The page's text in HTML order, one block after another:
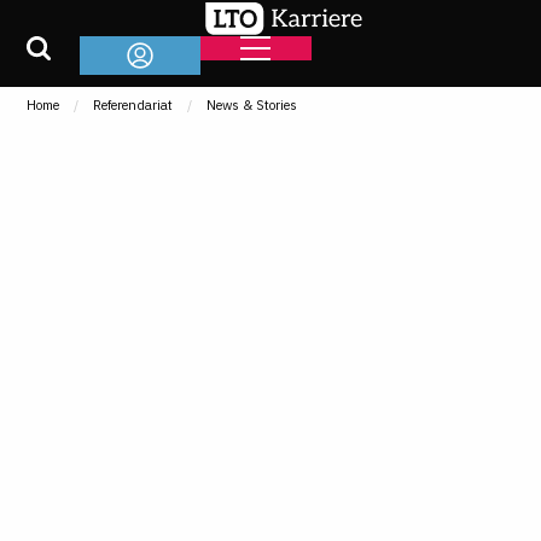
Home Referendariat News & Stories